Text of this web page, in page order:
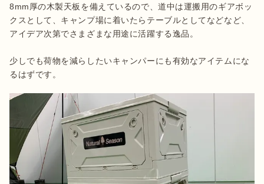
8mm厚の木製天板を備えているので、道中は運搬用のギアボッ
クスとして、キャンプ場に着いたらテーブルとしてなどなど、
アイデア次第でさまざまな用途に活躍する逸品。
少しでも荷物を減らしたいキャンパーにも有効なアイテムにな
るはずです。